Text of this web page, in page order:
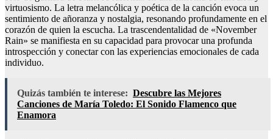
virtuosismo. La letra melancólica y poética de la canción evoca un
sentimiento de añoranza y nostalgia, resonando profundamente en el
corazón de quien la escucha. La trascendentalidad de «November
Rain» se manifiesta en su capacidad para provocar una profunda
introspección y conectar con las experiencias emocionales de cada
individuo.
Quizás también te interese: Descubre las Mejores
Canciones de María Toledo: El Sonido Flamenco que
Enamora